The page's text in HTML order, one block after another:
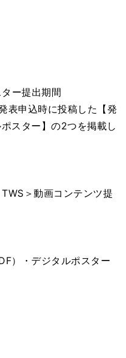
ー提出期間
表申込時に投稿した【発
スター】の2つを掲載し
＞動画コンテンツ提
）・デジタルポスター